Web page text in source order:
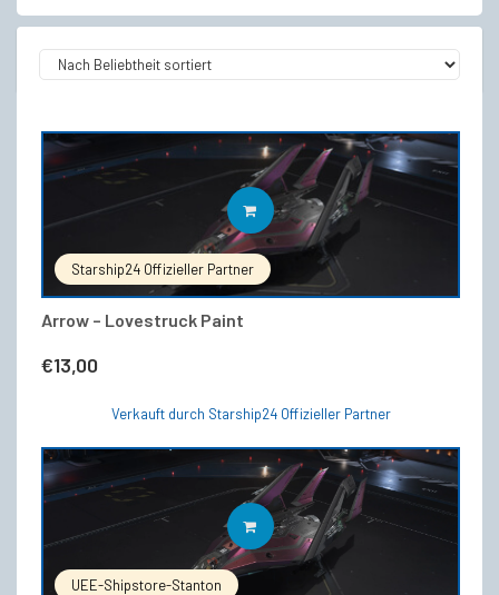
Starship24 Offizieller Partner
Arrow – Lovestruck Paint
€13,00
IN DEN WARENKORB
Verkauft durch Starship24 Offizieller Partner
UEE-Shipstore-Stanton
IN DEN WARENKORB